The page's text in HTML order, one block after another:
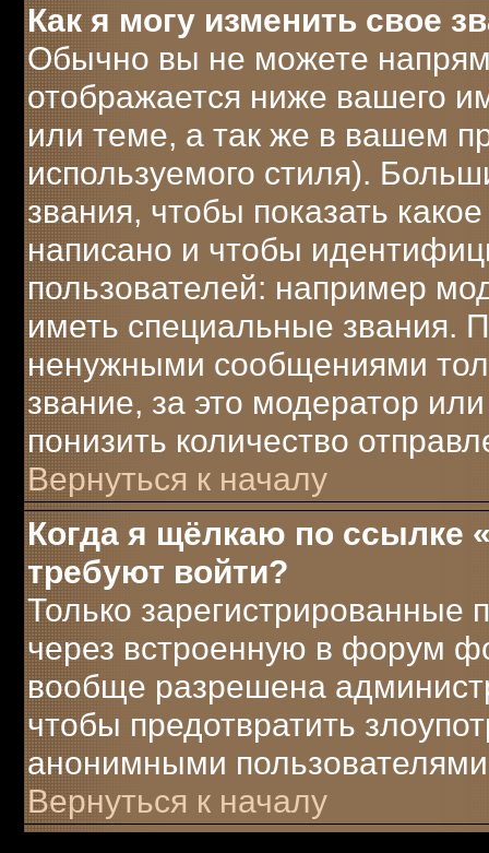
Как я могу изменить свое
Обычно вы не можете
отображается ниже вашего
или теме, а так же в вашем
используемого стиля).
звания, чтобы показать
написано и чтобы
пользователей: например
иметь специальные звания.
ненужными сообщениями
звание, за это модератор
понизить количество
Вернуться к началу
Когда я щёлкаю по ссылке
требуют войти?
Только зарегистрированные
через встроенную в форум
вообще разрешена
чтобы предотвратить
анонимными
Вернуться к началу